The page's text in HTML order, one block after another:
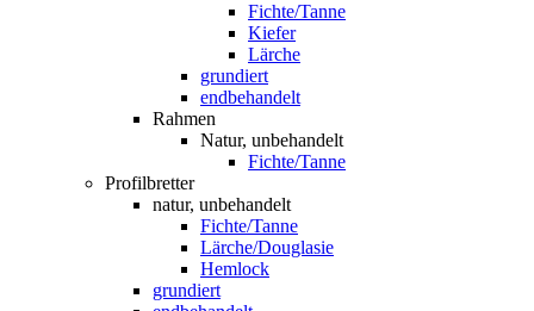
Fichte/Tanne
Kiefer
Lärche
grundiert
endbehandelt
Rahmen
Natur, unbehandelt
Fichte/Tanne
Profilbretter
natur, unbehandelt
Fichte/Tanne
Lärche/Douglasie
Hemlock
grundiert